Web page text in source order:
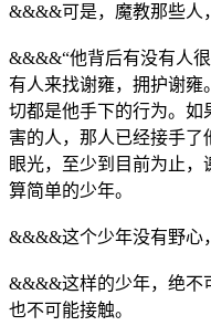
&&&&可是，魔教那些人
&&&&“他背后有没有人
有人来找谢雍，拥护谢雍
切都是他手下的行为。如
害的人，那人已经接手了
眼光，至少到目前为止
算简单的少年。
&&&&这个少年没有野心
&&&&这样的少年，绝不
也不可能接触。